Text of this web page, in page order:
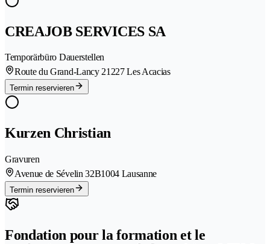
CREAJOB SERVICES SA
Temporärbüro Dauerstellen
Route du Grand-Lancy 21227 Les Acacias
Termin reservieren
Kurzen Christian
Gravuren
Avenue de Sévelin 32B1004 Lausanne
Termin reservieren
Fondation pour la formation et le